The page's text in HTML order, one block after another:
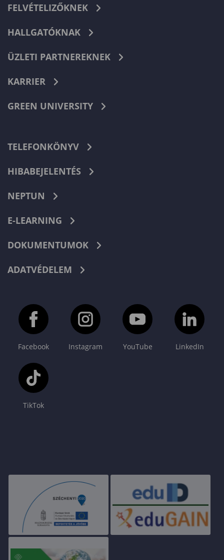
FELVÉTELIZŐKNEK
HALLGATÓKNAK
ÜZLETI PARTNEREKNEK
KARRIER
GREEN UNIVERSITY
TELEFONKÖNYV
HIBABEJELENTÉS
NEPTUN
E-LEARNING
DOKUMENTUMOK
ADATVÉDELEM
Facebook Instagram YouTube LinkedIn
TikTok